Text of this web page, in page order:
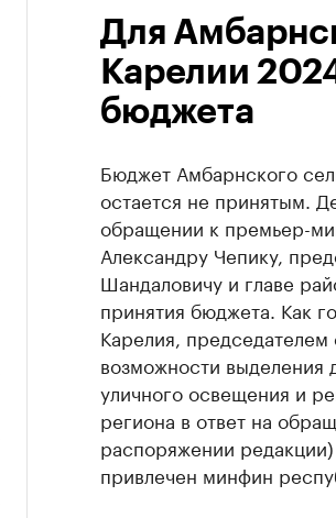
Для
Карелии
бюджета
Бюджет Амбарнского
остается не принятым.
обращении к премьер-
Александру Чепику,
Шандаловичу и главе
принятия бюджета. Как
Карелия,
возможности выделения
уличного освещения и
региона в ответ на
распоряжении
привлечен минфин